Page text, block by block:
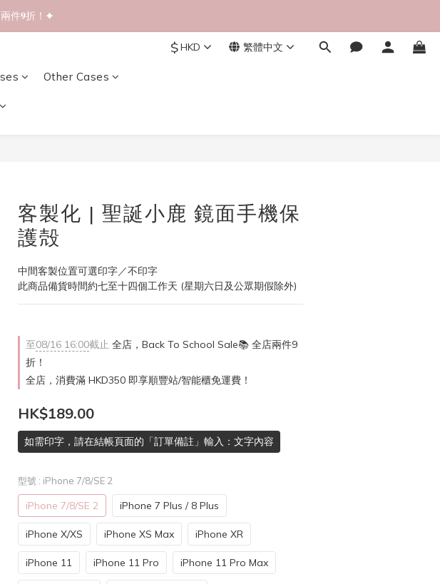
兩件𝟗折！✦
兩件𝟗折！✦
兩件𝟗折！✦
$HKD 繁體中文
Other Cases
客製化 | 聖誕小鹿 鏡面手機保
護殻
中間客製位置可選印字／不印字
此商品備貨時間約七至十四個工作天 (星期六日及公眾期假除外)
至08/16 16:00截止 全店，Back To School Sale📚 全店兩件9
折！
全店，消費滿 HKD350 即享順豐站/智能櫃免運費！
HK$189.00
如需印字，請在結帳頁面的「訂單備註」輸入：文字內容
型號 : iPhone 7/8/SE 2
iPhone 7/8/SE 2 iPhone 7 Plus / 8 Plus
iPhone X/XS iPhone XS Max iPhone XR
iPhone 11 iPhone 11 Pro iPhone 11 Pro Max